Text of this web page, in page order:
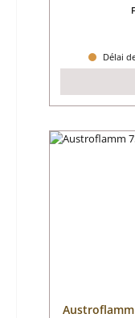
Délai